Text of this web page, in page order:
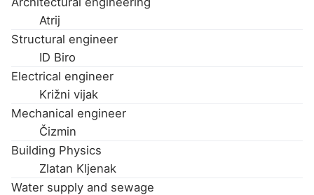
Atrij
Structural engineer
ID Biro
Electrical engineer
Križni vijak
Mechanical engineer
Čizmin
Building Physics
Zlatan Kljenak
Water supply and sewage